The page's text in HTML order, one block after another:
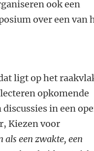
ook een
over een van
ligt op het
opkomende
in een
Kiezen voor
een zwakte, een